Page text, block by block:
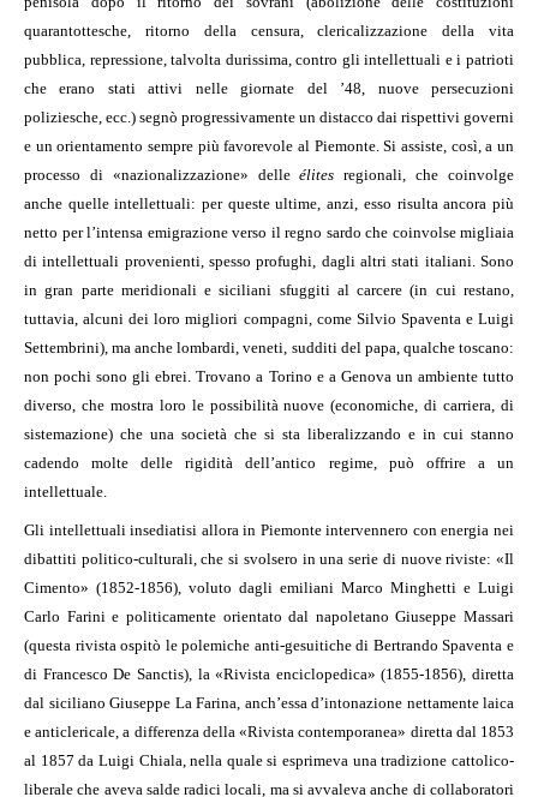
quarantottesche, ritorno della censura, clericalizzazione della vita
pubblica, repressione, talvolta durissima, contro gli intellettuali e i patrioti
che erano stati attivi nelle giornate del ’48, nuove persecuzioni
poliziesche, ecc.) segnò progressivamente un distacco dai rispettivi governi
e un orientamento sempre più favorevole al Piemonte. Si assiste, così, a un
processo di «nazionalizzazione» delleélitesregionali, che coinvolge
anche quelle intellettuali: per queste ultime, anzi, esso risulta ancora più
netto per l’intensa emigrazione verso il regno sardo che coinvolse migliaia
di intellettuali provenienti, spesso profughi, dagli altri stati italiani. Sono
in gran parte meridionali e siciliani sfuggiti al carcere (in cui restano,
tuttavia, alcuni dei loro migliori compagni, come Silvio Spaventa e Luigi
Settembrini), ma anche lombardi, veneti, sudditi del papa, qualche toscano:
non pochi sono gli ebrei. Trovano a Torino e a Genova un ambiente tutto
diverso, che mostra loro le possibilità nuove (economiche, di carriera, di
sistemazione) che una società che si sta liberalizzando e in cui stanno
cadendo molte delle rigidità dell’antico regime, può offrire a un
intellettuale.
Gli intellettuali insediatisi allora in Piemonte intervennero con energia nei
dibattiti politico-culturali, che si svolsero in una serie di nuove riviste: «Il
Cimento» (1852-1856), voluto dagli emiliani Marco Minghetti e Luigi
Carlo Farini e politicamente orientato dal napoletano Giuseppe Massari
(questa rivista ospitò le polemiche anti-gesuitiche di Bertrando Spaventa e
di Francesco De Sanctis), la «Rivista enciclopedica» (1855-1856), diretta
dal siciliano Giuseppe La Farina, anch’essa d’intonazione nettamente laica
e anticlericale, a differenza della «Rivista contemporanea» diretta dal 1853
al 1857 da Luigi Chiala, nella quale si esprimeva una tradizione cattolico-
liberale che aveva salde radici locali, ma si avvaleva anche di collaboratori